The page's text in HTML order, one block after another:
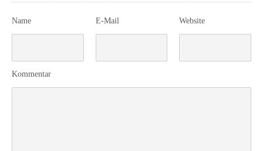
Name E-Mail Website
Kommentar